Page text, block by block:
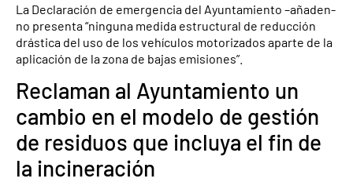
La Declaración de emergencia del Ayuntamiento –añaden-
no presenta “ninguna medida estructural de reducción
drástica del uso de los vehículos motorizados aparte de la
aplicación de la zona de bajas emisiones”.
Reclaman al Ayuntamiento un
cambio en el modelo de gestión
de residuos que incluya el fin de
la incineración